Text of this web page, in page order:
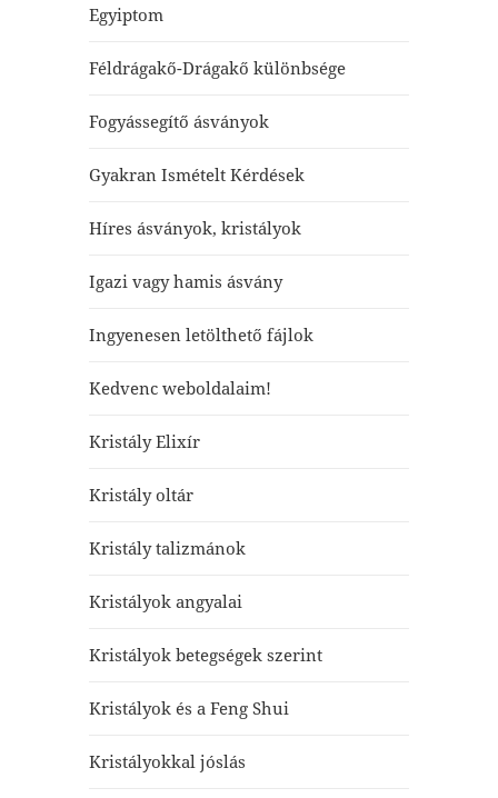
Egyiptom
Féldrágakő-Drágakő különbsége
Fogyássegítő ásványok
Gyakran Ismételt Kérdések
Híres ásványok, kristályok
Igazi vagy hamis ásvány
Ingyenesen letölthető fájlok
Kedvenc weboldalaim!
Kristály Elixír
Kristály oltár
Kristály talizmánok
Kristályok angyalai
Kristályok betegségek szerint
Kristályok és a Feng Shui
Kristályokkal jóslás